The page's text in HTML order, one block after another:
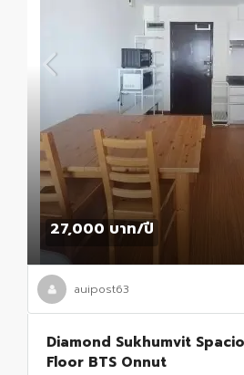
27,000 บาท/ปี
auipost63
Diamond Sukhumvit
Floor BTS Onnut